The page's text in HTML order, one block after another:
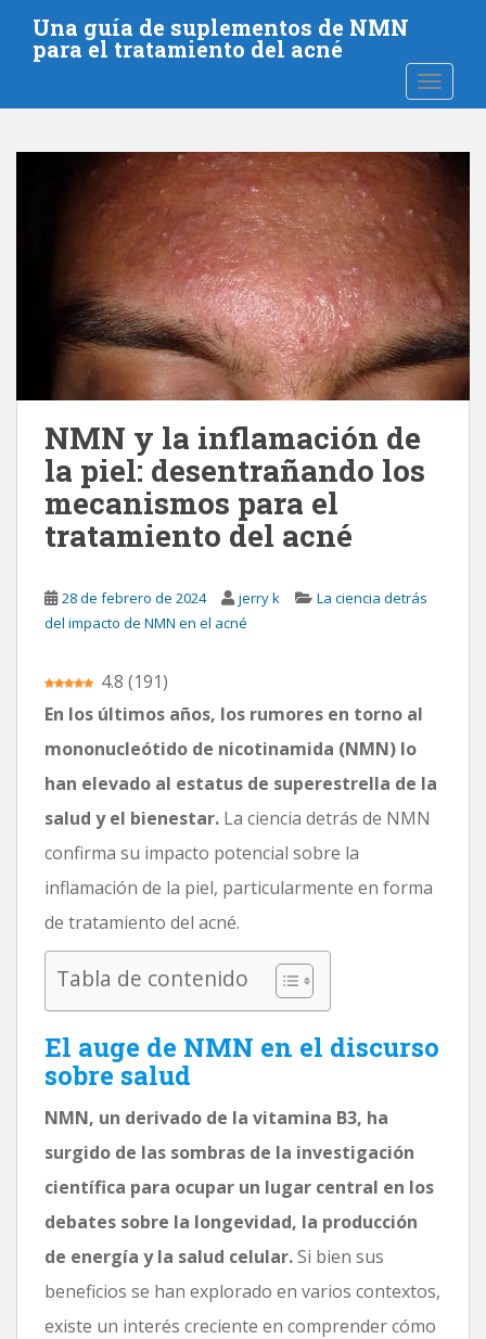
a
Una guía de suplementos de NMN
para el tratamiento del acné
NMN y la inflamación de
la piel: desentrañando los
mecanismos para el
tratamiento del acné
28 de febrero de 2024 jerry k
La ciencia detrás
del impacto de NMN en el acné
4.8 (191)
En los últimos años, los rumores en torno al
mononucleótido de nicotinamida (NMN) lo
han elevado al estatus de superestrella de la
salud y el bienestar. La ciencia detrás de NMN
confirma su impacto potencial sobre la
inflamación de la piel, particularmente en forma
de tratamiento del acné.
Tabla de contenido
El auge de NMN en el discurso
sobre salud
NMN, un derivado de la vitamina B3, ha
surgido de las sombras de la investigación
científica para ocupar un lugar central en los
debates sobre la longevidad, la producción
de energía y la salud celular.Si bien sus
beneficios se han explorado en varios contextos,
existe un interés creciente en comprender cómo